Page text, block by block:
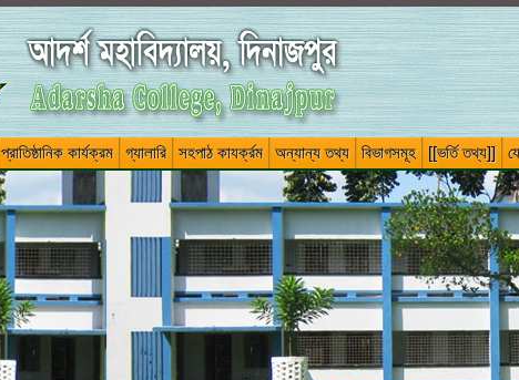
প্রাতিষ্ঠানিক কার্যক্রম গ্যালারি সহপাঠ কাযর্ক্রম অন্যান্য তথ্য বিভাগসমূহ [[ভর্তি তথ্য]]